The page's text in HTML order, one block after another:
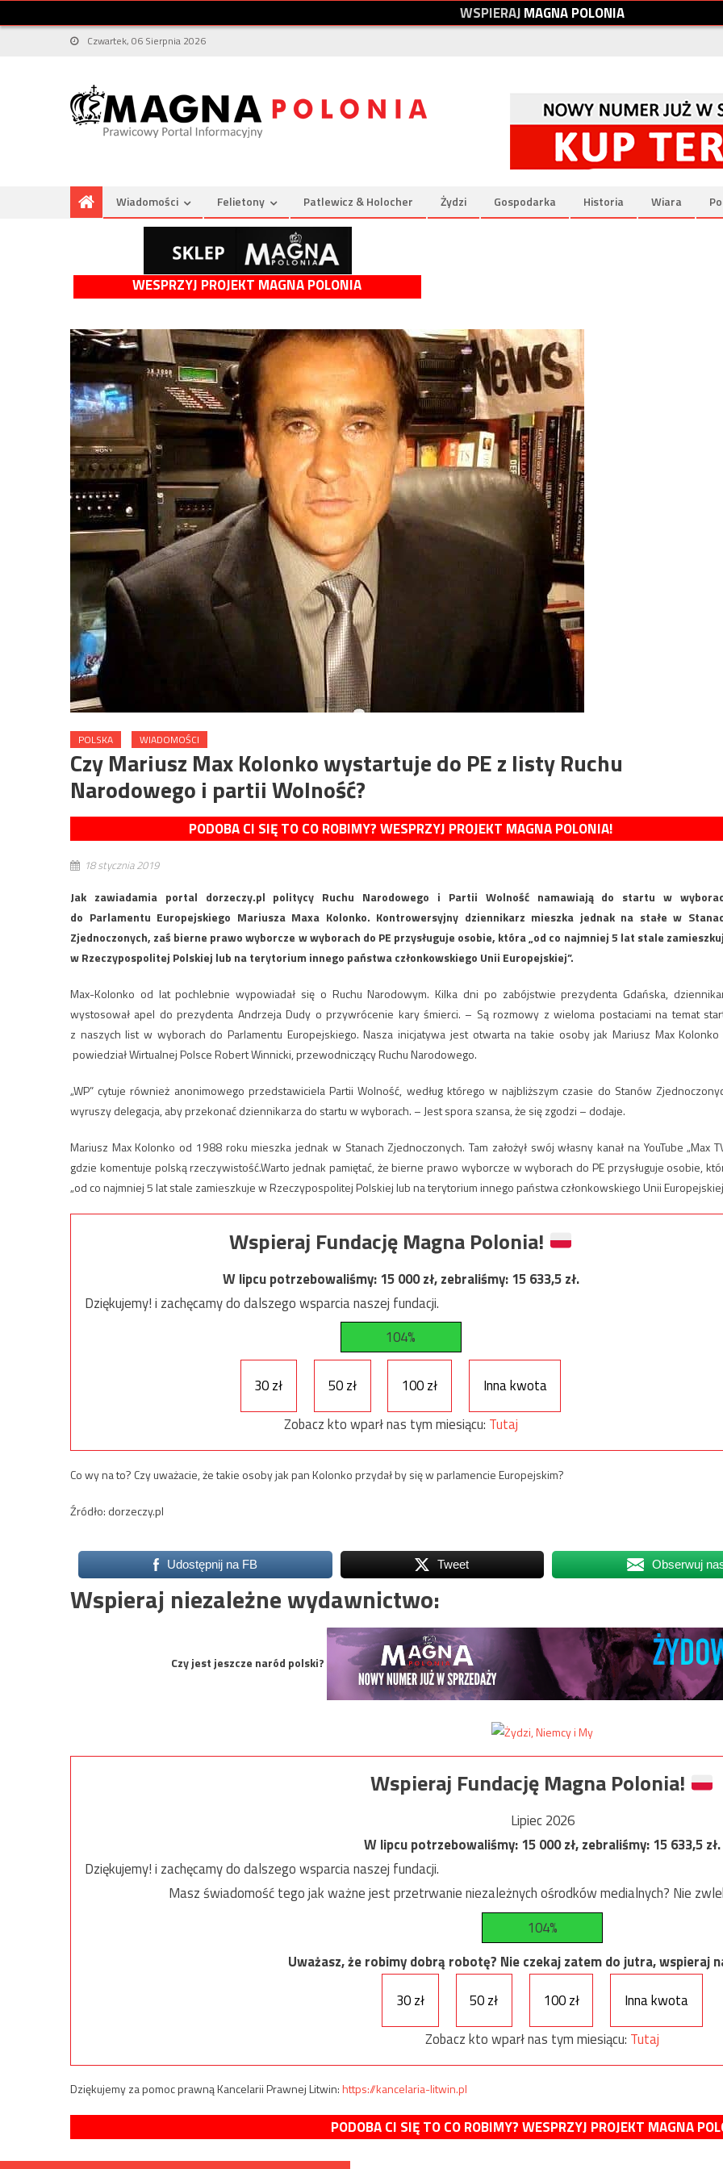
WSPIERAJMAGNAPOLONIA
Czwartek, 06 Sierpnia 2026
Wiadomości Felietony Patlewicz & Holocher Żydzi Gospodarka Historia Wiara
WESPRZYJ PROJEKT MAGNA POLONIA
POLSKA WIADOMOŚCI
Czy Mariusz Max Kolonko wystartuje do PE z listy Ruchu
Narodowego i partii Wolność?
PODOBA CI SIĘ TO CO ROBIMY? WESPRZYJ PROJEKT MAGNA POLONIA!
18 stycznia 2019
Jak zawiadamia portal dorzeczy.pl politycy Ruchu Narodowego i Partii Wolność namawiają do startu w
do Parlamentu Europejskiego Mariusza Maxa Kolonko. Kontrowersyjny dziennikarz mieszka jednak na stałe w
Zjednoczonych, zaś bierne prawo wyborcze w wyborach do PE przysługuje osobie, która „od co najmniej 5 lat stale
w Rzeczypospolitej Polskiej lub na terytorium innego państwa członkowskiego Unii Europejskiej”.
Max-Kolonko od lat pochlebnie wypowiadał się o Ruchu Narodowym. Kilka dni po zabójstwie prezydenta Gdańska,
wystosował apel do prezydenta Andrzeja Dudy o przywrócenie kary śmierci. – Są rozmowy z wieloma postaciami na temat
z naszych list w wyborach do Parlamentu Europejskiego. Nasza inicjatywa jest otwarta na takie osoby jak Mariusz Max
powiedział Wirtualnej Polsce Robert Winnicki, przewodniczący Ruchu Narodowego.
„WP” cytuje również anonimowego przedstawiciela Partii Wolność, według którego w najbliższym czasie do Stanów
wyruszy delegacja, aby przekonać dziennikarza do startu w wyborach. – Jest spora szansa, że się zgodzi – dodaje.
Mariusz Max Kolonko od 1988 roku mieszka jednak w Stanach Zjednoczonych. Tam założył swój własny kanał na YouTube „Max
gdzie komentuje polską rzeczywistość.Warto jednak pamiętać, że bierne prawo wyborcze w wyborach do PE przysługuje osobie,
„od co najmniej 5 lat stale zamieszkuje w Rzeczypospolitej Polskiej lub na terytorium innego państwa członkowskiego Unii
Wspieraj Fundację Magna Polonia!
W lipcu potrzebowaliśmy:15 000zł, zebraliśmy:15 633,5zł.
Dziękujemy! i zachęcamy do dalszego wsparcia naszej fundacji.
104%
30 zł 50 zł 100 zł
Inna kwota
Zobacz kto wparł nas tym miesiącu: Tutaj
Co wy na to? Czy uważacie, że takie osoby jak pan Kolonko przydał by się w parlamencie Europejskim?
Źródło: dorzeczy.pl
Udostępnij na FB Tweet Obserwuj
Wspieraj niezależne wydawnictwo:
Czy jest jeszcze naród polski?
Wspieraj Fundację Magna Polonia!
Lipiec 2026
W lipcu potrzebowaliśmy:15 000zł, zebraliśmy:15 633,5zł.
Dziękujemy! i zachęcamy do dalszego wsparcia naszej fundacji.
Masz świadomość tego jak ważne jest przetrwanie niezależnych ośrodków medialnych? Nie
104%
Uważasz, że robimy dobrą robotę? Nie czekaj zatem do jutra, wspieraj
30 zł
50 zł 100 zł
Inna kwota
Zobacz kto wparł nas tym miesiącu: Tutaj
Dziękujemy za pomoc prawną Kancelarii Prawnej Litwin:https://kancelaria-litwin.pl
PODOBA CI SIĘ TO CO ROBIMY? WESPRZYJ PROJEKT MAGNA